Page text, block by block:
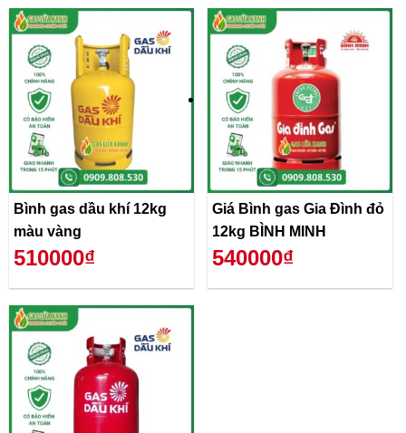
Bình gas dầu khí 12kg
màu vàng
510000₫
Giá Bình gas Gia Đình đỏ
12kg BÌNH MINH
540000₫